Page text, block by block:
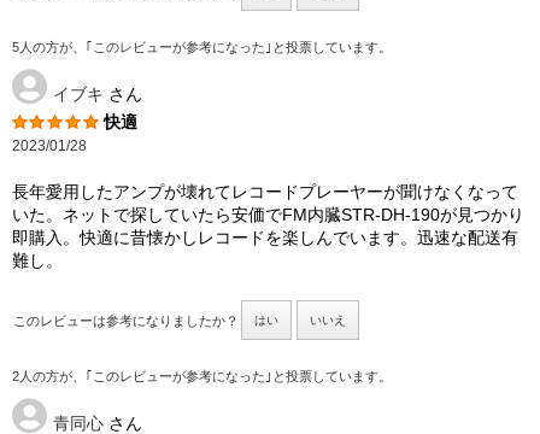
5人の方が、｢このレビューが参考になった｣と投票しています。
イブキ さん
快適
2023/01/28
長年愛用したアンプが壊れてレコードプレーヤーが聞けなくなって
いた。ネットで探していたら安価でFM内臓STR-DH-190が見つかり
即購入。快適に昔懐かしレコードを楽しんでいます。迅速な配送有
難し。
このレビューは参考になりましたか？ はい いいえ
2人の方が、｢このレビューが参考になった｣と投票しています。
青同心 さん